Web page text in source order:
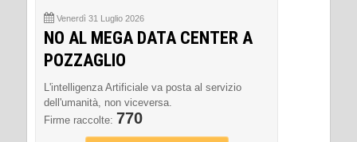
Venerdì 31 Luglio 2026
NO AL MEGA DATA CENTER A
POZZAGLIO
L'intelligenza Artificiale va posta al servizio
dell'umanità, non viceversa.
Firme raccolte: 770